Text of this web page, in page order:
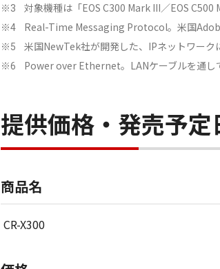
※3 対象機種は「EOS C300 Mark III／EOS
※4 Real-Time Messaging Protocol。米国
※5 米国NewTek社が開発した、IPネットワーク
※6 Power over Ethernet。LANケーブルを通し
提供価格・発売予定
商品名
CR-X300